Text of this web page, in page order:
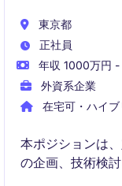
東京都
正社員
年収 1000万円
外資系企業
在宅可・ハイ
本ポジションは
の企画、技術検